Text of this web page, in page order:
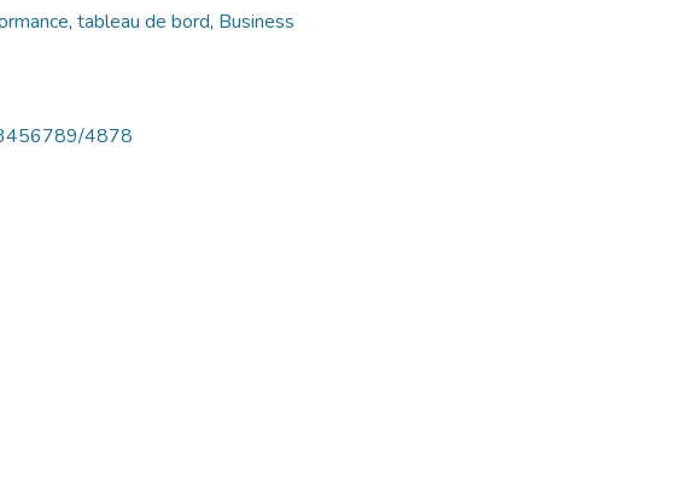
, tableau de bord, Business
4878